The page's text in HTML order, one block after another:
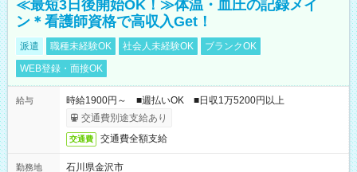
≪最短3日後開始OK！≫体温・血圧の記録メイ
ン＊看護師資格で高収入Get！
派遣 職種未経験OK 社会人未経験OK
ブランクOK
WEB登録・面接OK
給与
時給1900円～ ■週払いOK ■日収1万5200円以上
交通費別途支給あり
交通費 交通費全額支給
勤務地
石川県金沢市